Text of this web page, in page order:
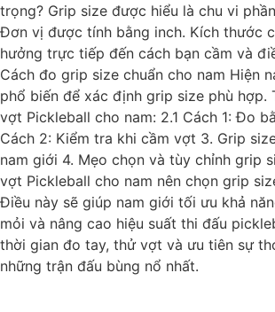
trọng? Grip size được hiểu là chu vi
Đơn vị được tính bằng inch. Kích thước
hưởng trực tiếp đến cách bạn cầm và
Cách đo grip size chuẩn cho nam Hiện
phổ biến để xác định grip size phù hợp.
vợt Pickleball cho nam: 2.1 Cách 1: Đo
Cách 2: Kiểm tra khi cầm vợt 3. Grip
nam giới 4. Mẹo chọn và tùy chỉnh grip
vợt Pickleball cho nam nên chọn grip
Điều này sẽ giúp nam giới tối ưu khả
mỏi và nâng cao hiệu suất thi đấu
thời gian đo tay, thử vợt và ưu tiên sự
những trận đấu bùng nổ nhất.